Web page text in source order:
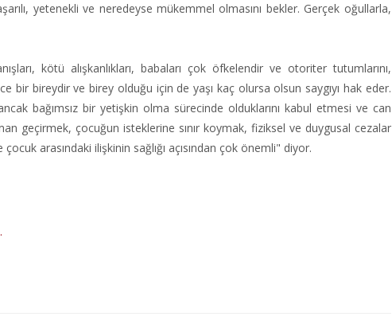
yetenekli ve neredeyse mükemmel olmasını bekler. Gerçek oğullarla,
kötü alışkanlıkları, babaları çok öfkelendir ve otoriter tutumlarını,
bir bireydir ve birey olduğu için de yaşı kaç olursa olsun saygıyı hak eder.
bağımsız bir yetişkin olma sürecinde olduklarını kabul etmesi ve can
geçirmek, çocuğun isteklerine sınır koymak, fiziksel ve duygusal cezalar
arasındaki ilişkinin sağlığı açısından çok önemli" diyor.